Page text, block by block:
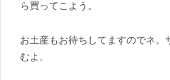
ら買ってこよう。
お土産もお待ちしてますのでネ。
むよ。